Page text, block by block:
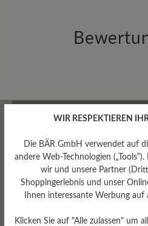
Bewerten Sie
Teilen Sie Ihre
WIR RESPEKTIEREN
Die BÄR GmbH verwendet auf
andere Web-Technologien
wir und unsere Partner
Shoppingerlebnis und unser
Ihnen interessante Werbung auf
Klicken Sie auf "Alle zulassen" um